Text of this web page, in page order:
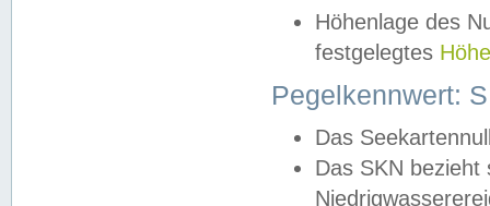
Höhenlage des
festgelegtes
Pegelkennwert:
Das
Das SKN